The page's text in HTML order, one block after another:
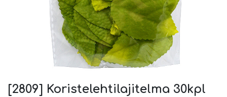
[2809] Koristelehtilajitelma 30kpl